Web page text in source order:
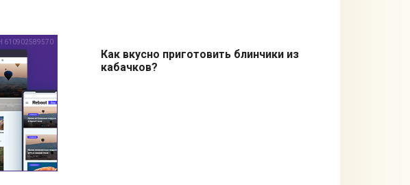
Вторые блюда
Как вкусно приготовить блинчики из
кабачков?